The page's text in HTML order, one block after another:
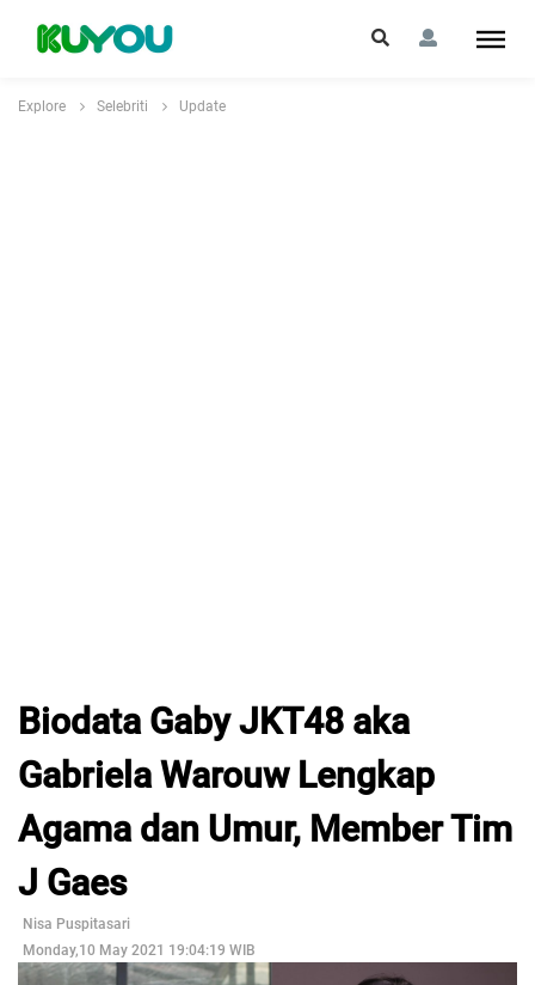
Explore Selebriti Update
Biodata Gaby JKT48 aka
Gabriela Warouw Lengkap
Agama dan Umur, Member Tim
J Gaes
Nisa Puspitasari
Monday,10 May 2021 19:04:19 WIB